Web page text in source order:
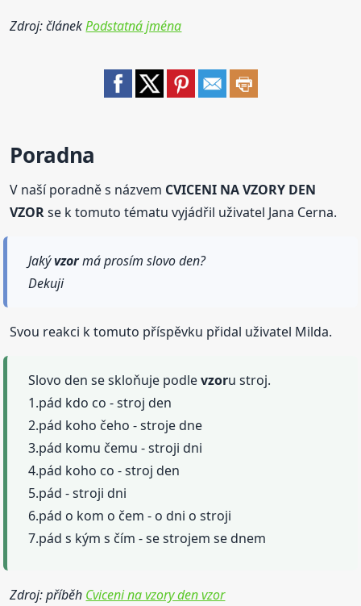
Zdroj: článekPodstatná jména
Poradna
V naší poradně s názvem CVICENI NA VZORY DEN
VZORse k tomuto tématu vyjádřil uživatel Jana Cerna.
Jakývzormá prosím slovo den?
Dekuji
Svou reakci k tomuto příspěvku přidal uživatel Milda.
Slovo den se skloňuje podlevzoru stroj.
1.pád kdo co - stroj den
2.pád koho čeho - stroje dne
3.pád komu čemu - stroji dni
4.pád koho co - stroj den
5.pád - stroji dni
6.pád o kom o čem - o dni o stroji
7.pád s kým s čím - se strojem se dnem
Zdroj: příběh Cviceni na vzory den vzor